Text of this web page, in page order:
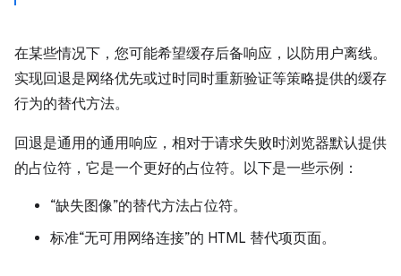
在某些情况下，您可能希望缓存后备响应，以防用户离线。
实现回退是网络优先或过时同时重新验证等策略提供的缓存
行为的替代方法。
回退是通用的通用响应，相对于请求失败时浏览器默认提供
的占位符，它是一个更好的占位符。以下是一些示例：
“缺失图像”的替代方法占位符。
标准“无可用网络连接”的 HTML 替代项页面。